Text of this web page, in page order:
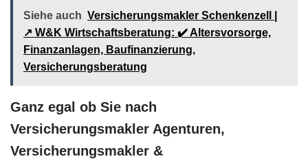
Siehe auch Versicherungsmakler Schenkenzell |
↗️ W&K Wirtschaftsberatung: ✔️ Altersvorsorge,
Finanzanlagen, Baufinanzierung,
Versicherungsberatung
Ganz egal ob Sie nach
Versicherungsmakler Agenturen,
Versicherungsmakler &